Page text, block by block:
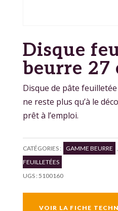
Disque
beurre 27
Disque de pâte
ne reste plus qu’à le
prêt à l’emploi.
VOIR LA FICHE
UGS : 5100160
CATÉGORIES : GAMME BEURRE ,
FEUILLETÉES